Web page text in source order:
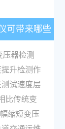
可带来哪些
器检测
升检测作
试速度层
比传统变
缩短变压